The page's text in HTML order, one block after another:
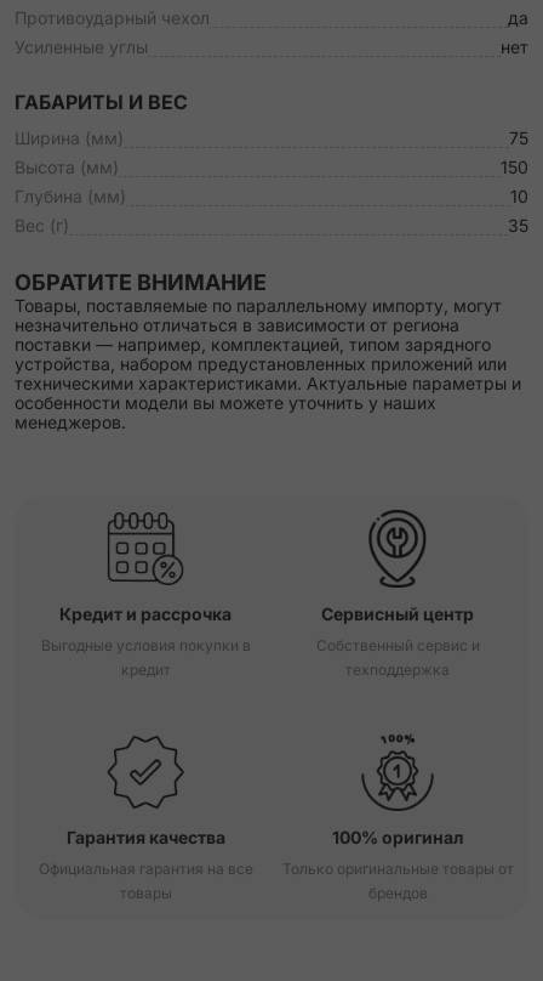
Противоударный чехол
да
Усиленные углы
нет
ГАБАРИТЫ И ВЕС
Ширина (мм)
75
Высота (мм)
150
Глубина (мм)
10
Вес (г)
35
ОБРАТИТЕ ВНИМАНИЕ
Товары, поставляемые по параллельному импорту, могут
незначительно отличаться в зависимости от региона
поставки — например, комплектацией, типом зарядного
устройства, набором предустановленных приложений или
техническими характеристиками. Актуальные параметры и
особенности модели вы можете уточнить у наших
менеджеров.
Кредит и рассрочка
Выгодные условия покупки в
кредит
Сервисный центр
Собственный сервис и
техподдержка
Гарантия качества
Официальная гарантия на все
товары
100% оригинал
Только оригинальные товары от
брендов